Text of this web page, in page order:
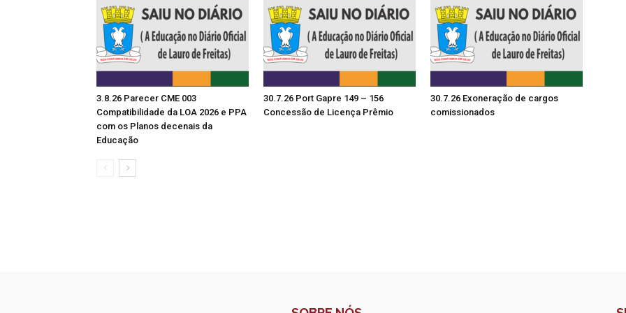
3.8.26 Parecer CME 003
Compatibilidade da LOA 2026 e PPA
com os Planos decenais da
Educação
30.7.26 Port Gapre 149 – 156
Concessão de Licença Prêmio
30.7.26 Exoneração de cargos
comissionados